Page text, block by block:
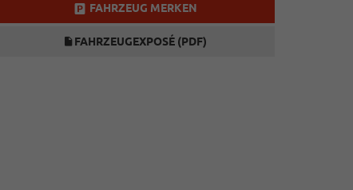
FAHRZEUG MERKEN
FAHRZEUGEXPOSÉ (PDF)